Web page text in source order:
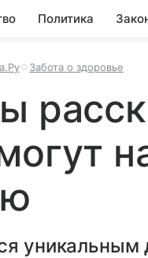
Политика
Забота о здоровье
уникальным